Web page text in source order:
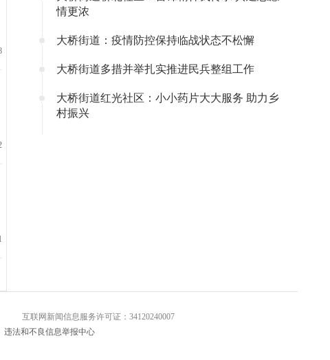
情更浓
大桥街道：疫情防控保持临战状态不松懈
大桥街道多措并举扎实推进民兵整组工作
大桥街道红光社区：小小药片大大服务 助力乡
村振兴
网新闻信息服务许可证：34120240007
违法和不良信息举报中心